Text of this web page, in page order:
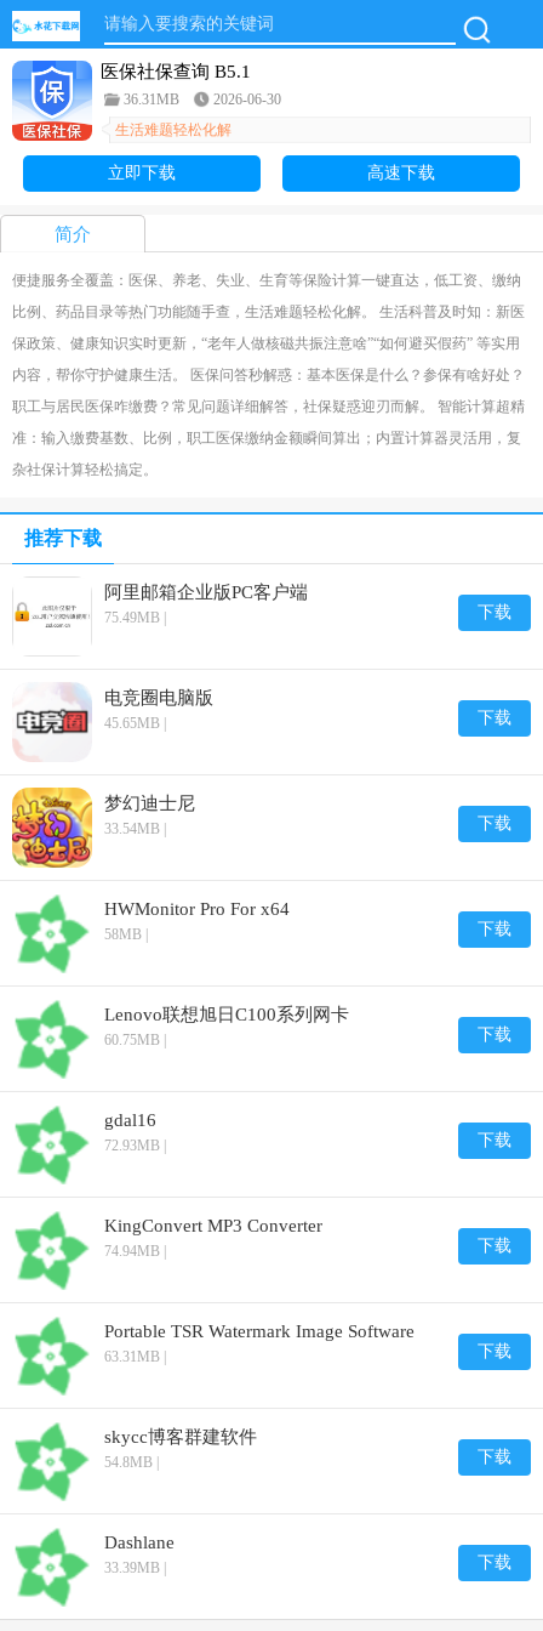
医保社保查询 B5.1
36.31MB
2026-06-30
生活难题轻松化解
立即下载 高速下载
简介
便捷服务全覆盖：医保、养老、失业、生育等保险计算一键直达，低工资、缴纳
比例、药品目录等热门功能随手查，生活难题轻松化解。 生活科普及时知：新医
保政策、健康知识实时更新，“老年人做核磁共振注意啥”“如何避买假药” 等实用
内容，帮你守护健康生活。 医保问答秒解惑：基本医保是什么？参保有啥好处？
职工与居民医保咋缴费？常见问题详细解答，社保疑惑迎刃而解。 智能计算超精
准：输入缴费基数、比例，职工医保缴纳金额瞬间算出；内置计算器灵活用，复
杂社保计算轻松搞定。
推荐下载
阿里邮箱企业版PC客户端
75.49MB | 下载
电竞圈电脑版
45.65MB | 下载
梦幻迪士尼
33.54MB | 下载
HWMonitor Pro For x64
58MB | 下载
Lenovo联想旭日C100系列网卡
60.75MB | 下载
gdal16
72.93MB | 下载
KingConvert MP3 Converter
74.94MB | 下载
Portable TSR Watermark Image Software
63.31MB | 下载
skycc博客群建软件
54.8MB | 下载
Dashlane
33.39MB | 下载